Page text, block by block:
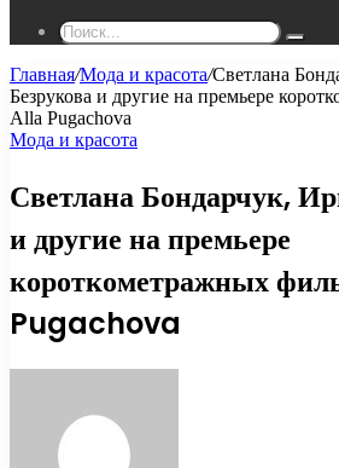
Главная/Мода и красота/Светлана
Безрукова и другие на премьере
Alla Pugachova
Мода и красота
Светлана Бондарчук,
и другие на премьере
короткометражных
Pugachova